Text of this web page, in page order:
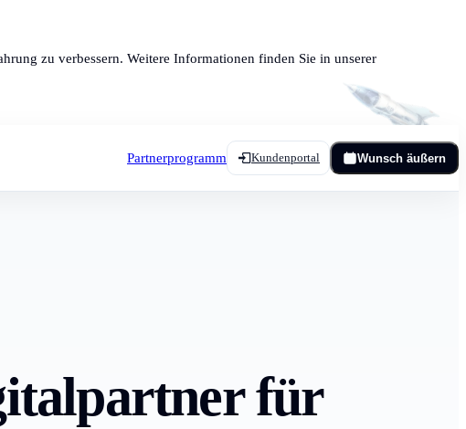
zu verbessern. Weitere Informationen finden Sie in unserer
Partnerprogramm Kundenportal Wunsch äußern
für